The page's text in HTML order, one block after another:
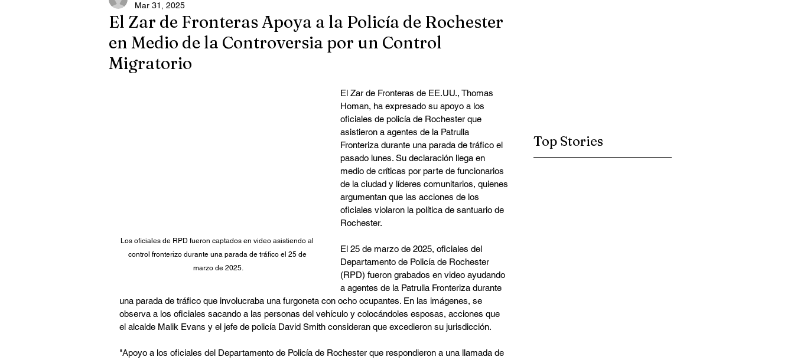
El Zar de Fronteras Apoya a la Policía de Rochester
en Medio de la Controversia por un Control
Migratorio
Mar 31, 2025
Los oficiales de RPD fueron captados en video asistiendo al
control fronterizo durante una parada de tráfico el 25 de
marzo de 2025.
El Zar de Fronteras de EE.UU., Thomas
Homan, ha expresado su apoyo a los
oficiales de policía de Rochester que
asistieron a agentes de la Patrulla
Fronteriza durante una parada de tráfico el
pasado lunes. Su declaración llega en
medio de críticas por parte de funcionarios
de la ciudad y líderes comunitarios, quienes
argumentan que las acciones de los
oficiales violaron la política de santuario de
Rochester.
El 25 de marzo de 2025, oficiales del
Departamento de Policía de Rochester
(RPD) fueron grabados en video ayudando
a agentes de la Patrulla Fronteriza durante
una parada de tráfico que involucraba una furgoneta con ocho ocupantes. En las imágenes, se
observa a los oficiales sacando a las personas del vehículo y colocándoles esposas, acciones que
el alcalde Malik Evans y el jefe de policía David Smith consideran que excedieron su jurisdicción.
"Apoyo a los oficiales del Departamento de Policía de Rochester que respondieron a una llamada de
Top Stories